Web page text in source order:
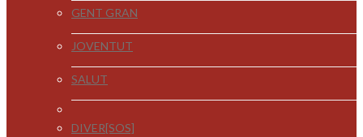
GENT GRAN
JOVENTUT
SALUT
DIVER[SOS]